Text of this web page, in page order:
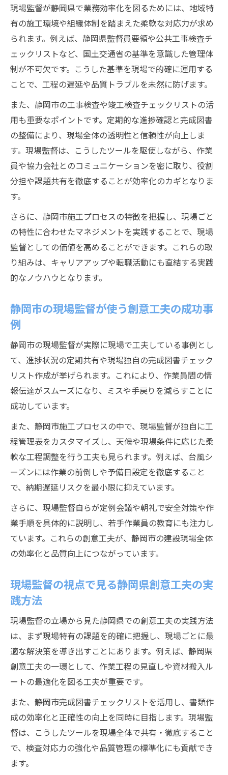
善する方法
現場監督が導入する静岡市新施工プロセス
の工夫
現場監督が考える静岡市施工プロセスの効
率化策
革
静岡県の施工プロセスで現場監督が意識す
る要点
独自の工夫が光る現場監督の役割とは
現場監督独自の創意工夫が果たす役割を深
ト
現場監督の工夫が静岡市現場に与える影響
とは
静岡県現場監督が担う創意工夫の重要性
は
現場監督の工夫が活きる完成図書チェック
リスト活用法
静岡市現場監督が実践する品質向上のため
の確認手順
完成図書チェックリストを使った現場監督
の品質管理
静岡市建設現場での現場監督流チェックリ
スト工夫
現場監督が静岡県で重視する完成図書管理
術
工事検査を円滑に進める実践ノウハウ
現場監督の工夫に学ぶ静岡市工事検査の進
め方
静岡県で現場監督が実践する検査円滑化の
現場監督の経験が生きる工事検査チェック
静岡市現場監督が工夫する公共工事検査の
ポイント
現場監督ならではの静岡市検査トラブル解
決策
現場監督ならではの課題解決アプローチ
現場監督が静岡市で直面する課題と創意工
夫の実例
静岡県現場監督が選ぶ課題解決の工夫ポイ
ント
現場監督が静岡県で業務効率化を図るためには、地域特
有の施工環境や組織体制を踏まえた柔軟な対応力が求め
られます。例えば、静岡県監督員要領や公共工事検査チ
ェックリストなど、国土交通省の基準を意識した管理体
制が不可欠です。こうした基準を現場で的確に運用する
ことで、工程の遅延や品質トラブルを未然に防げます。
また、静岡市の工事検査や竣工検査チェックリストの活
用も重要なポイントです。定期的な進捗確認と完成図書
の整備により、現場全体の透明性と信頼性が向上しま
す。現場監督は、こうしたツールを駆使しながら、作業
員や協力会社とのコミュニケーションを密に取り、役割
分担や課題共有を徹底することが効率化のカギとなりま
す。
さらに、静岡市施工プロセスの特徴を把握し、現場ごと
の特性に合わせたマネジメントを実践することで、現場
監督としての価値を高めることができます。これらの取
り組みは、キャリアアップや転職活動にも直結する実践
的なノウハウとなります。
静岡市の現場監督が使う創意工夫の成功事
例
静岡市の現場監督が実際に現場で工夫している事例とし
て、進捗状況の定期共有や現場独自の完成図書チェック
リスト作成が挙げられます。これにより、作業員間の情
報伝達がスムーズになり、ミスや手戻りを減らすことに
成功しています。
また、静岡市施工プロセスの中で、現場監督が独自に工
程管理表をカスタマイズし、天候や現場条件に応じた柔
軟な工程調整を行う工夫も見られます。例えば、台風シ
ーズンには作業の前倒しや予備日設定を徹底すること
で、納期遅延リスクを最小限に抑えています。
さらに、現場監督自らが定例会議や朝礼で安全対策や作
業手順を具体的に説明し、若手作業員の教育にも注力し
ています。これらの創意工夫が、静岡市の建設現場全体
の効率化と品質向上につながっています。
現場監督の視点で見る静岡県創意工夫の実
践方法
現場監督の立場から見た静岡県での創意工夫の実践方法
は、まず現場特有の課題を的確に把握し、現場ごとに最
適な解決策を導き出すことにあります。例えば、静岡県
創意工夫の一環として、作業工程の見直しや資材搬入ル
ートの最適化を図る工夫が重要です。
また、静岡市完成図書チェックリストを活用し、書類作
成の効率化と正確性の向上を同時に目指します。現場監
督は、こうしたツールを現場全体で共有・徹底すること
で、検査対応力の強化や品質管理の標準化にも貢献でき
ます。